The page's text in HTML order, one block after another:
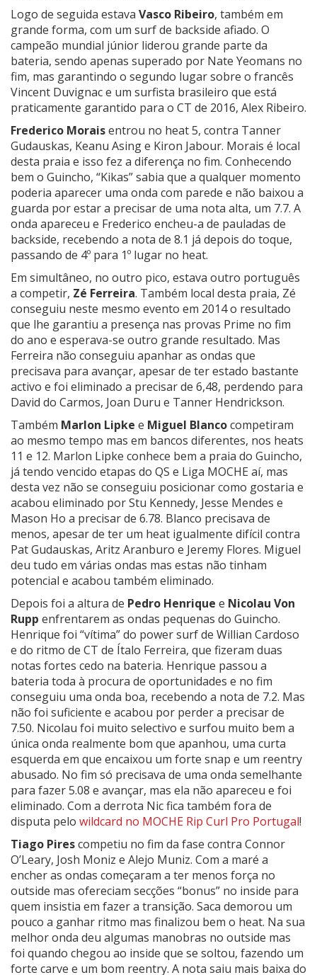
Logo de seguida estava Vasco Ribeiro, também em
grande forma, com um surf de backside afiado. O
campeão mundial júnior liderou grande parte da
bateria, sendo apenas superado por Nate Yeomans no
fim, mas garantindo o segundo lugar sobre o francês
Vincent Duvignac e um surfista brasileiro que está
praticamente garantido para o CT de 2016, Alex Ribeiro.
Frederico Moraisentrou no heat 5, contra Tanner
Gudauskas, Keanu Asing e Kiron Jabour. Morais é local
desta praia e isso fez a diferença no fim. Conhecendo
bem o Guincho, “Kikas” sabia que a qualquer momento
poderia aparecer uma onda com parede e não baixou a
guarda por estar a precisar de uma nota alta, um 7.7. A
onda apareceu e Frederico encheu-a de pauladas de
backside, recebendo a nota de 8.1 já depois do toque,
passando de 4º para 1º lugar no heat.
Em simultâneo, no outro pico, estava outro português
a competir, Zé Ferreira. Também local desta praia, Zé
conseguiu neste mesmo evento em 2014 o resultado
que lhe garantiu a presença nas provas Prime no fim
do ano e esperava-se outro grande resultado. Mas
Ferreira não conseguiu apanhar as ondas que
precisava para avançar, apesar de ter estado bastante
activo e foi eliminado a precisar de 6,48, perdendo para
David do Carmos, Joan Duru e Tanner Hendrickson.
Também Marlon Lipke e Miguel Blancocompetiram
ao mesmo tempo mas em bancos diferentes, nos heats
11 e 12. Marlon Lipke conhece bem a praia do Guincho,
já tendo vencido etapas do QS e Liga MOCHE aí, mas
desta vez não se conseguiu posicionar como gostaria e
acabou eliminado por Stu Kennedy, Jesse Mendes e
Mason Ho a precisar de 6.78. Blanco precisava de
menos, apesar de ter um heat igualmente difícil contra
Pat Gudauskas, Aritz Aranburo e Jeremy Flores. Miguel
deu tudo em várias ondas mas estas não tinham
potencial e acabou também eliminado.
Depois foi a altura de Pedro Henrique e Nicolau Von
Rupp enfrentarem as ondas pequenas do Guincho.
Henrique foi “vítima” do power surf de Willian Cardoso
e do ritmo de CT de Ítalo Ferreira, que fizeram duas
notas fortes cedo na bateria. Henrique passou a
bateria toda à procura de oportunidades e no fim
conseguiu uma onda boa, recebendo a nota de 7.2. Mas
não foi suficiente e acabou por perder a precisar de
7.50. Nicolau foi muito selectivo e surfou muito bem a
única onda realmente bom que apanhou, uma curta
esquerda em que encaixou um forte snap e um reentry
abusado. No fim só precisava de uma onda semelhante
para fazer 5.08 e avançar, mas ela não apareceu e foi
eliminado. Com a derrota Nic fica também fora de
disputa pelo wildcard no MOCHE Rip Curl Pro Portugal!
Tiago Pirescompetiu no fim da fase contra Connor
O’Leary, Josh Moniz e Alejo Muniz. Com a maré a
encher as ondas começaram a ter menos força no
outside mas ofereciam secções “bonus” no inside para
quem insistia em fazer a transição. Saca demorou um
pouco a ganhar ritmo mas finalizou bem o heat. Na sua
melhor onda deu algumas manobras no outside mas
foi quando chegou ao inside que se soltou, fazendo um
forte carve e um bom reentry. A nota saiu mais baixa do